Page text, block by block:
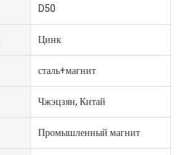
D50
Цинк
сталь+магнит
Чжэцзян, Китай
Промышленный магнит